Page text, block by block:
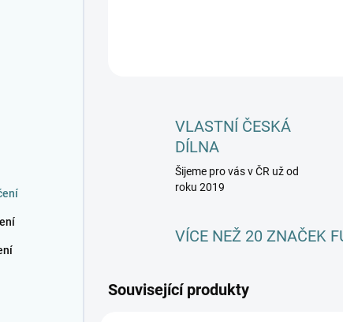
VLASTNÍ ČESKÁ
DÍLNA
Šijeme pro vás v ČR už od
roku 2019
VÍCE NEŽ 20 ZNAČEK
Související produkty